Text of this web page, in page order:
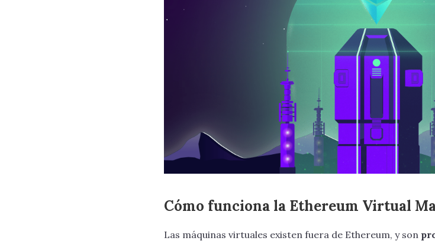
Cómo funciona la Ethereum Virtual
Las máquinas virtuales existen fuera de Ethereum, y son